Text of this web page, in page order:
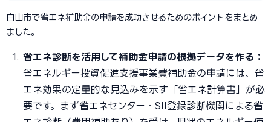
白山市で省エネ補助金の申請を成功させるためのポイントをまとめ
ました。
省エネ診断を活用して補助金申請の根拠データを作る：
省エネルギー投資促進支援事業費補助金の申請には、省
エネ効果の定量的な見込みを示す「省エネ計算書」が必
要です。まず省エネセンター・SII登録診断機関による省